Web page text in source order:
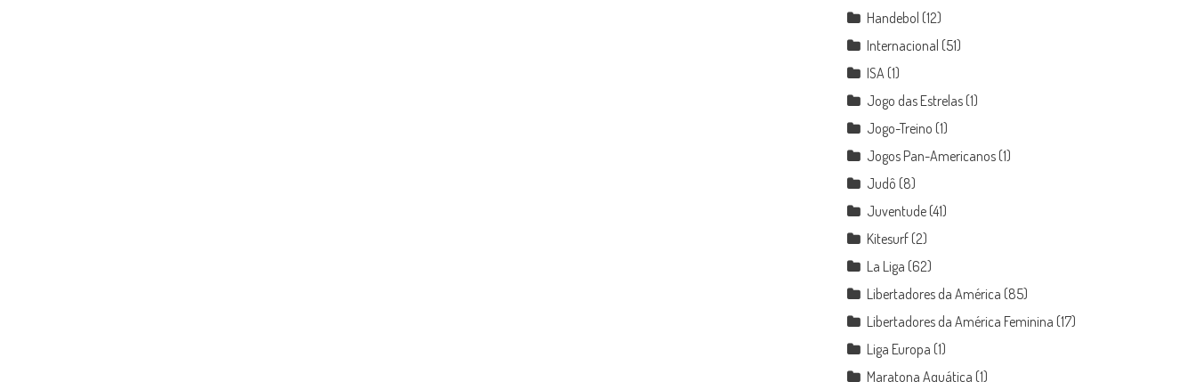
Handebol (12)
Internacional (51)
ISA (1)
Jogo das Estrelas (1)
Jogo-Treino (1)
Jogos Pan-Americanos (1)
Judô (8)
Juventude (41)
Kitesurf (2)
La Liga (62)
Libertadores da América (85)
Libertadores da América Feminina (17)
Liga Europa (1)
Maratona Aquática (1)